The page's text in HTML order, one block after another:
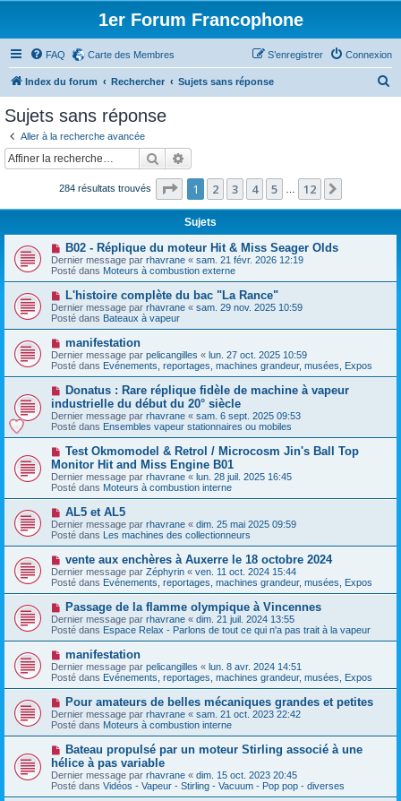
1er Forum Francophone
FAQ Carte des Membres Connexion
S’enregistrer
Index du forum Rechercher Sujets sans réponse
c
Sujets sans réponse
Aller à la recherche avancée
Rechercher
284 résultats trouvés Page 1sur
1 2 3 4 5 12
Sujets
N
o
u
v
e
a
u
m
e
s
s
a
g
e
B02 - Réplique du moteur Hit & Miss Seager Olds
Dernier message par rhavrane « sam. 21 févr. 2026 12:19
Posté dans Moteurs à combustion externe
N
o
u
v
a
u
m
e
s
a
g
e
L'histoire complète du bac "La Rance"
Dernier message par rhavrane « sam. 29 nov. 2025 10:59
Posté dans Bateaux à vapeur
N
o
u
v
e
a
u
m
e
s
s
g
e
manifestation
Dernier message par pelicangilles « lun. 27 oct. 2025 10:59
Posté dans Evénements, reportages, machines grandeur, musées, Expos
N
o
u
v
e
a
m
e
s
g
e
Donatus : Rare réplique fidèle de machine à vapeur
industrielle du début du 20° siècle
Dernier message par rhavrane « sam. 6 sept. 2025 09:53
Posté dans Ensembles vapeur stationnaires ou mobiles
N
u
v
e
a
u
m
e
s
s
g
e
Test Okmomodel & Retrol / Microcosm Jin's Ball Top
Monitor Hit and Miss Engine B01
Dernier message par rhavrane « lun. 28 juil. 2025 16:45
Posté dans Moteurs à combustion interne
N
o
u
v
a
u
m
e
s
a
g
AL5 et AL5
Dernier message par rhavrane « dim. 25 mai 2025 09:59
Posté dans Les machines des collectionneurs
N
o
u
v
e
a
u
m
e
s
s
a
g
e
vente aux enchères à Auxerre le 18 octobre 2024
Dernier message par Zéphyrin « ven. 11 oct. 2024 15:44
Posté dans Evénements, reportages, machines grandeur, musées, Expos
N
o
u
v
a
u
m
e
s
a
g
e
Passage de la flamme olympique à Vincennes
Dernier message par rhavrane « dim. 21 juil. 2024 13:55
Posté dans Espace Relax - Parlons de tout ce qui n'a pas trait à la vapeur
N
o
u
v
e
a
u
m
e
s
a
g
e
manifestation
Dernier message par pelicangilles « lun. 8 avr. 2024 14:51
Posté dans Evénements, reportages, machines grandeur, musées, Expos
N
o
u
v
e
a
u
m
e
s
Pour amateurs de belles mécaniques grandes et petites
Dernier message par rhavrane « sam. 21 oct. 2023 22:42
Posté dans Moteurs à combustion interne
N
o
u
v
e
Bateau propulsé par un moteur Stirling associé à une
hélice à pas variable
Dernier message par rhavrane « dim. 15 oct. 2023 20:45
Posté dans Vidéos - Vapeur - Stirling - Vacuum - Pop pop - diverses